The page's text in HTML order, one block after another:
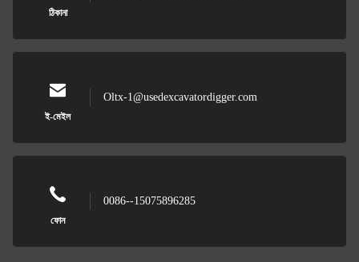
ঠিকানা
ই-মেইল
Oltx-1@usedexcavatordigger.com
ফোন
0086--15075896285